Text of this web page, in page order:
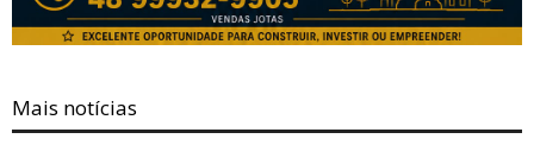
Mais notícias